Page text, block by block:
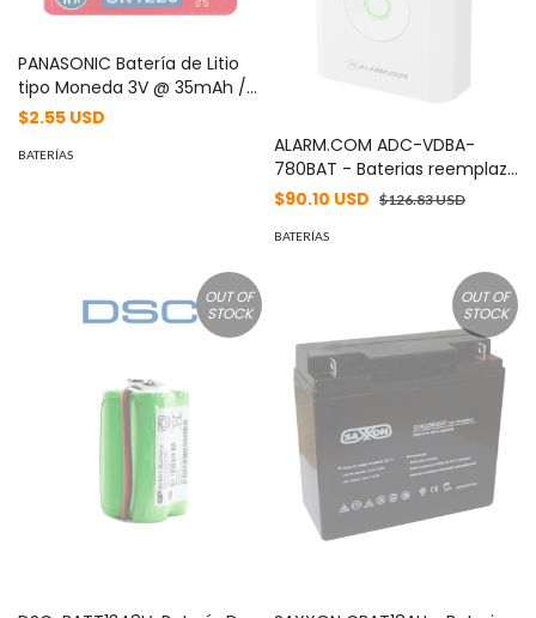
PANASONIC Batería de Litio
tipo Moneda 3V @ 35mAh /
Recomendado para DVR´s
Recargable) MOD: CR1220PM
$2.55 USD
BATERÍAS
ALARM.COM ADC-VDBA-
780BAT - Baterias reemplazo
Doorbell #Alarm.com
$90.10 USD $126.83 USD
BATERÍAS
OUT OF
STOCK
OUT OF
STOCK